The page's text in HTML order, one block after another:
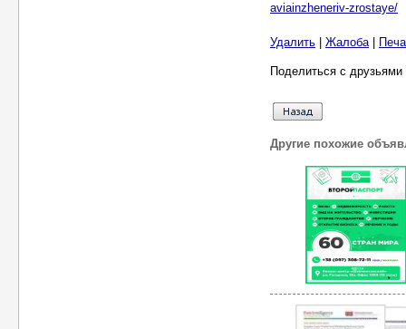
aviainzheneriv-zrostaye/
Удалить Жалоба|
Поделиться с
Другие похожие